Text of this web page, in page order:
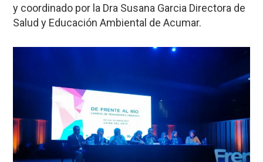
y coordinado por la Dra Susana Garcia Directora de
Salud y Educación Ambiental de Acumar.